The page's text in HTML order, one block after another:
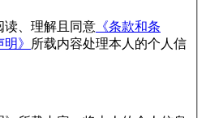
读、理解且同意 《条款和条
明》
所载内容处理本人的个人信